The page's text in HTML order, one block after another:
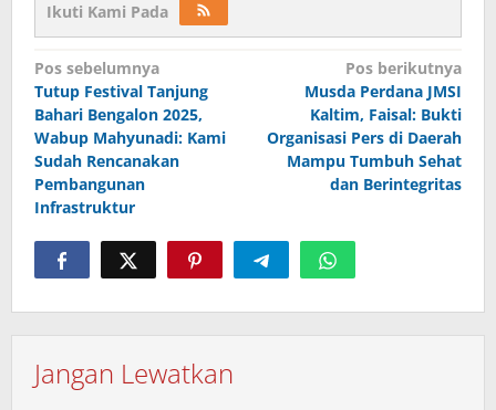
Ikuti Kami Pada
Navigasi
pos
Pos sebelumnya
Tutup Festival Tanjung
Bahari Bengalon 2025,
Wabup Mahyunadi: Kami
Sudah Rencanakan
Pembangunan
Infrastruktur
Pos berikutnya
Musda Perdana JMSI
Kaltim, Faisal: Bukti
Organisasi Pers di Daerah
Mampu Tumbuh Sehat
dan Berintegritas
Jangan Lewatkan